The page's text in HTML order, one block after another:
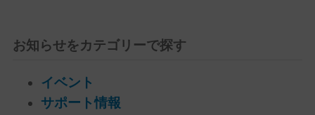
お知らせをカテゴリーで探す
イベント
サポート情報